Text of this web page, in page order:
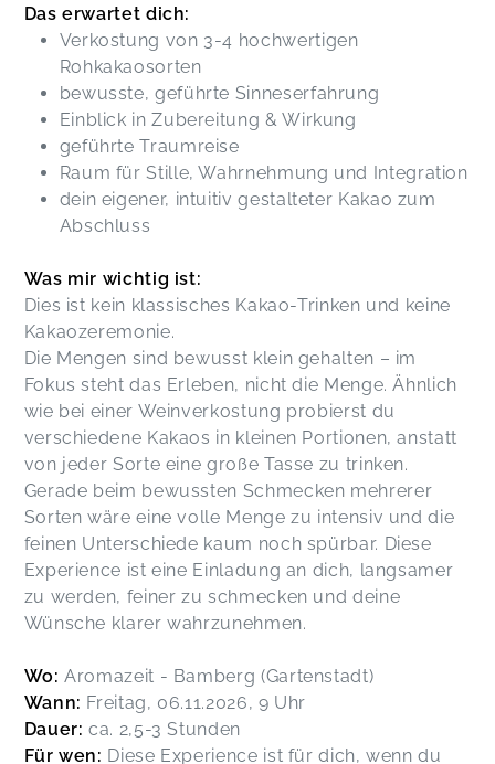
Das erwartet dich:
Verkostung von 3-4 hochwertigen
Rohkakaosorten
bewusste, geführte Sinneserfahrung
Einblick in Zubereitung & Wirkung
geführte Traumreise
Raum für Stille, Wahrnehmung und Integration
dein eigener, intuitiv gestalteter Kakao zum
Abschluss
Was mir wichtig ist:
Dies ist kein klassisches Kakao-Trinken und keine
Kakaozeremonie.
Die Mengen sind bewusst klein gehalten – im
Fokus steht das Erleben, nicht die Menge. Ähnlich
wie bei einer Weinverkostung probierst du
verschiedene Kakaos in kleinen Portionen, anstatt
von jeder Sorte eine große Tasse zu trinken.
Gerade beim bewussten Schmecken mehrerer
Sorten wäre eine volle Menge zu intensiv und die
feinen Unterschiede kaum noch spürbar. Diese
Experience ist eine Einladung an dich, langsamer
zu werden, feiner zu schmecken und deine
Wünsche klarer wahrzunehmen.
Wo: Aromazeit - Bamberg (Gartenstadt)
Wann: Freitag, 06.11.2026, 9 Uhr
Dauer: ca. 2,5-3 Stunden
Für wen: Diese Experience ist für dich, wenn du